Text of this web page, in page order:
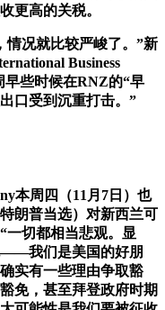
更高的关税。
况就比较严峻了。 ”新
Business
早些时候在RNZ的“早
口受到沉重打击。 ”
本周四（11月7日）也
朗普当选）对新西兰可
一切都相当悲观。显
——我们是美国的好朋
实有一些理由争取豁
免，甚至拜登政府时期